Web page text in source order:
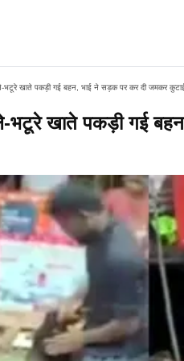
भटूरे खाते पकड़ी गई बहन, भाई ने सड़क पर कर दी जमकर
भटूरे खाते पकड़ी गई